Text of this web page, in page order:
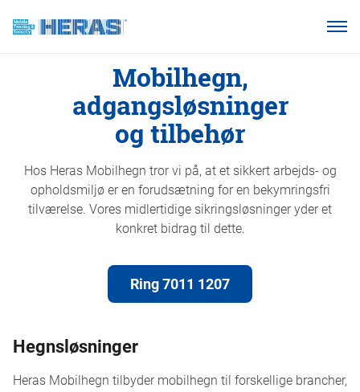
Hvorfor Heras Mobilhegn?
Produkter
Om os
Mobilhegn,
adgangsløsninger
og tilbehør
Hos Heras Mobilhegn tror vi på, at et sikkert arbejds- og
opholdsmiljø er en forudsætning for en bekymringsfri
tilværelse. Vores midlertidige sikringsløsninger yder et
konkret bidrag til dette.
Ring 7011 1207
Hegnsløsninger
Heras Mobilhegn tilbyder mobilhegn til forskellige brancher,